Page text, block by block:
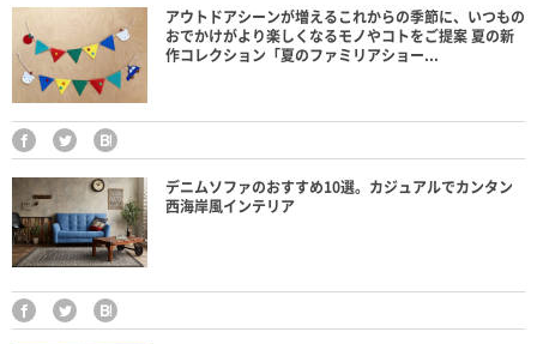
アウトドアシーンが増えるこれからの季節に、いつもの
おでかけがより楽しくなるモノやコトをご提案 夏の新
作コレクション「夏のファミリアショー...
デニムソファのおすすめ10選。カジュアルでカンタン
西海岸風インテリア